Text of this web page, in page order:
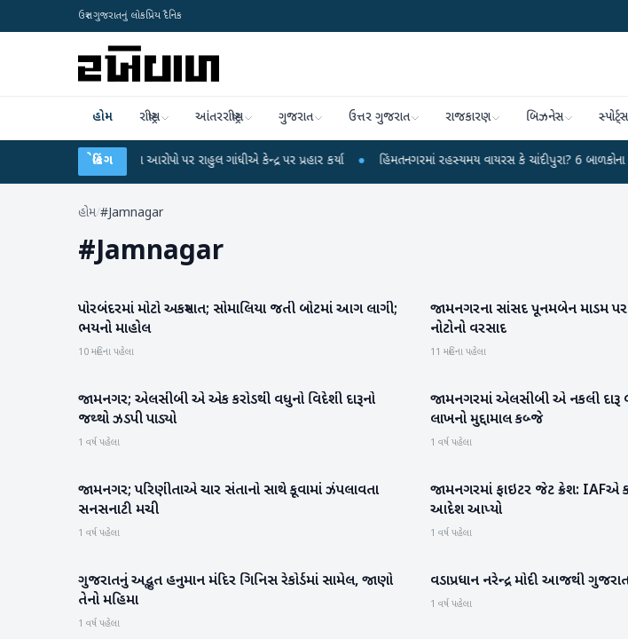
ઉત્તર ગુજરાતનું લોકપ્રિય દૈનિક
હોમ રાષ્ટ્રીય આંતરરાષ્ટ્રીય ગુજરાત ઉત્તર ગુજરાત રાજકારણ બિઝનેસ સ્પોર્ટ્સ
બ્રેકિંગ
પરીક્ષા લીકના આરોપો પર રાહુલ ગાંધીએ કેન્દ્ર પર પ્રહાર કર્યા ● હિંમતનગરમાં રહસ્યમય વાયરસ કે ચાંદીપુરા? 6 બાળકોના મોતથી
હોમ/#Jamnagar
#Jamnagar
ગુજરાત
પોરબંદરમાં મોટો અકસ્માત; સોમાલિયા જતી બોટમાં આગ લાગી;
ભયનો માહોલ
10 મહિના પહેલા
ગુજરાત
જામનગરના સાંસદ પૂનમબેન માડમ પર
નોટોનો વરસાદ
11 મહિના પહેલા
ગુજરાત
જામનગર; એલસીબી એ એક કરોડથી વધુનો વિદેશી દારૂનો
જથ્થો ઝડપી પાડ્યો
1 વર્ષ પહેલા
ગુજરાત
જામનગરમાં એલસીબી એ નકલી દારૂ
લાખનો મુદ્દામાલ કબ્જે
1 વર્ષ પહેલા
ગુજરાત
જામનગર; પરિણીતાએ ચાર સંતાનો સાથે કૂવામાં ઝંપલાવતા
સનસનાટી મચી
1 વર્ષ પહેલા
ગુજરાત
જામનગરમાં ફાઇટર જેટ ક્રેશ: IAFએ
આદેશ આપ્યો
1 વર્ષ પહેલા
ગુજરાત
ગુજરાતનું અદ્ભુત હનુમાન મંદિર ગિનિસ રેકોર્ડમાં સામેલ, જાણો
તેનો મહિમા
1 વર્ષ પહેલા
ગુજરાત
વડાપ્રધાન નરેન્દ્ર મોદી આજથી
1 વર્ષ પહેલા